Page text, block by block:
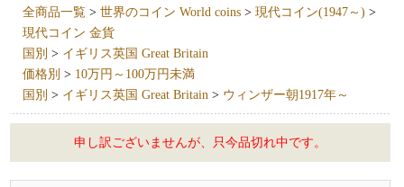
全商品一覧 >世界のコイン World coins >現代コイン(1947～) >
現代コイン 金貨
国別 > イギリス英国 Great Britain
価格別 > 10万円～100万円未満
国別 > イギリス英国 Great Britain > ウィンザー朝1917年～
申し訳ございませんが、只今品切れ中です。